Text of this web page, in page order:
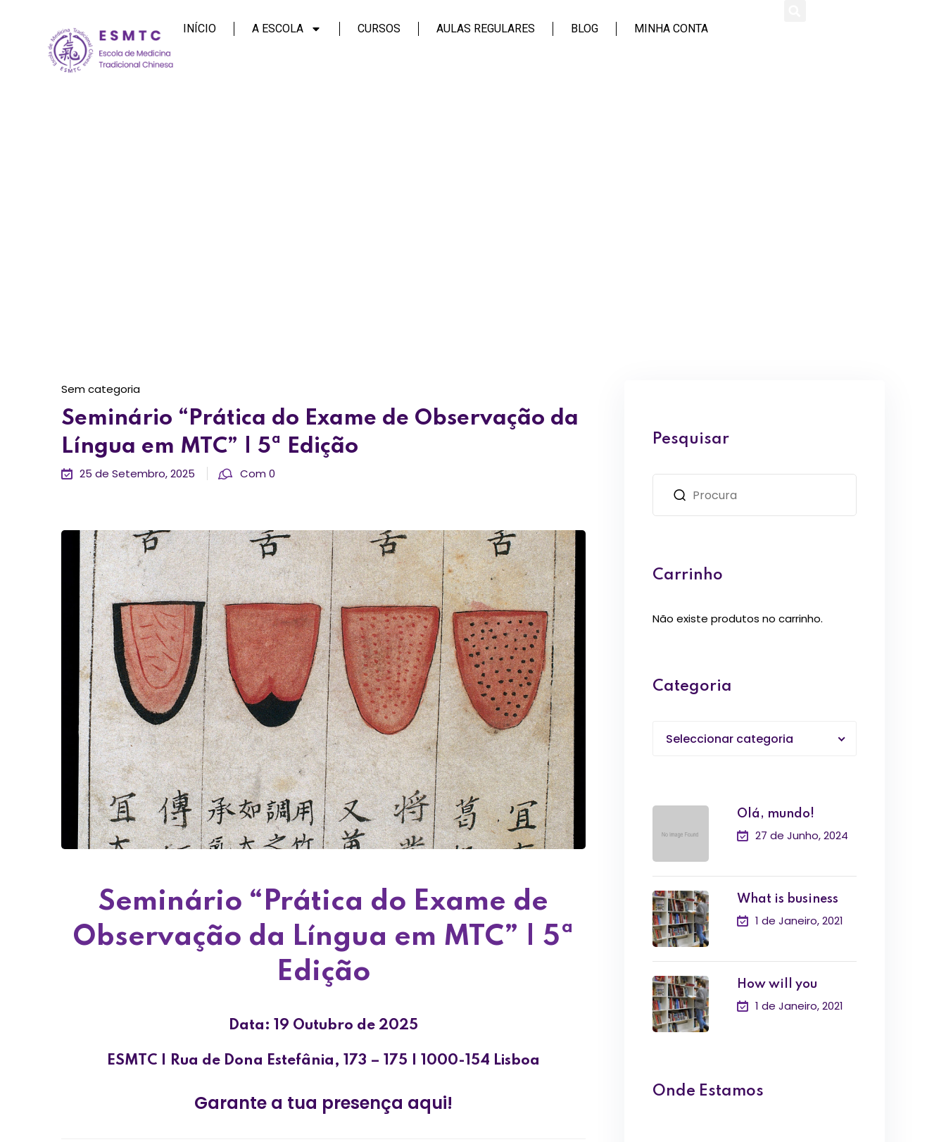
INÍCIO A ESCOLA CURSOS AULAS REGULARES BLOG MINHA CONTA
Sem categoria
Seminário “Prática do Exame de Observação da
Língua em MTC” | 5ª Edição
25 de Setembro, 2025 Com 0
Seminário “Prática do Exame de
Observação da Língua em MTC” | 5ª
Edição
Data: 19 Outubro de 2025
ESMTC | Rua de Dona Estefânia, 173 – 175 | 1000-154 Lisboa
Garante a tua presença aqui!
Pesquisar
Carrinho
Não existe produtos no carrinho.
Categoria
Seleccionar categoria
Olá, mundo!
27 de Junho, 2024
What is business
1 de Janeiro, 2021
How will you
1 de Janeiro, 2021
Onde Estamos